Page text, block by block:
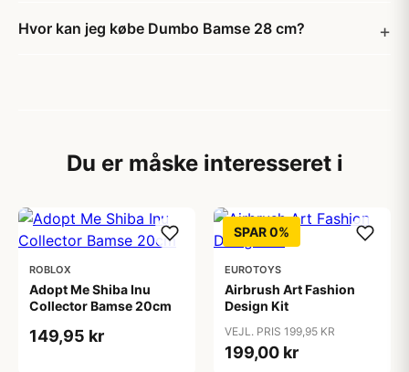
Hvor kan jeg købe Dumbo Bamse 28 cm?
Du er måske interesseret i
ROBLOX
Adopt Me Shiba Inu
Collector Bamse 20cm
149,95 kr
SPAR 0%
EUROTOYS
Airbrush Art Fashion
Design Kit
VEJL. PRIS 199,95 KR
199,00 kr